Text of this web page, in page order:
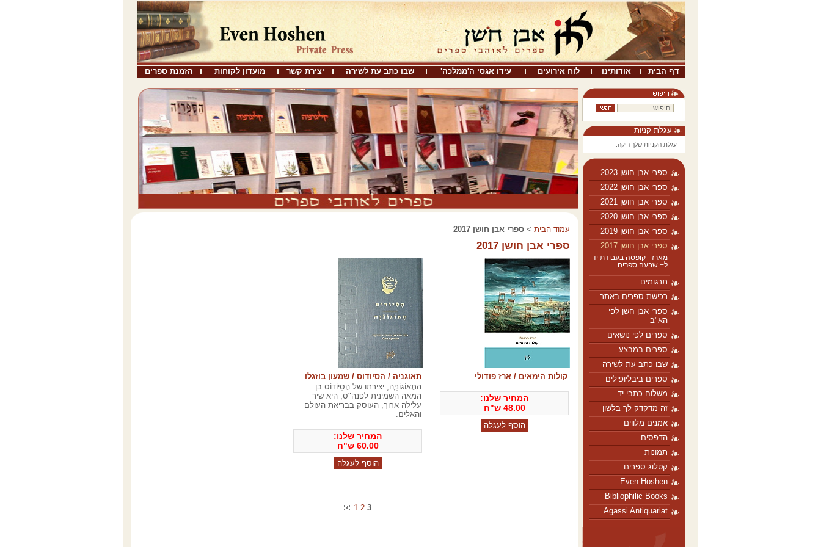
דף הבית אודותינו לוח אירועים עידו אגסי ה'ממלכה' שבו כתב עת לשירה יצירת קשר מועדון לקוחות הזמנת ספרים
עגלת קניות
עגלת הקניות שלך ריקה.
ספרי אבן חושן 2023
ספרי אבן חושן 2022
ספרי אבן חושן 2021
ספרי אבן חושן 2020
ספרי אבן חושן 2019
ספרי אבן חושן 2017
מארז - קופסה בעבודת יד
ל+ שבעה ספרים
תרגומים
רכישת ספרים באתר
ספרי אבן חֹשן לפי
הא"ב
ספרים לפי נושאים
ספרים במבצע
שבו כתב עת לשירה
ספרים ביבליופילים
משלוח כתבי יד
זה מדקדק לך בלשון
אמנים מלווים
הדפסים
תמונות
קטלוג ספרים
Even Hoshen
Bibliophilic Books
Agassi Antiquariat
עמוד הבית > ספרי אבן חושן 2017
ספרי אבן חושן 2017
קולות הימאים / ארז פודולי
המחיר שלנו:
48.00 ש"ח
תאוגניה / הסיודוס / שמעון בוזגלו
התֶאוֹגוֹנִיָה, יצירתו של הֶסִיוֹדוֹס בן
המאה השמינית לפנה"ס, היא שיר
עלילה ארוך, העוסק בבריאת העולם
והאלים.
המחיר שלנו:
60.00 ש"ח
1 2 3